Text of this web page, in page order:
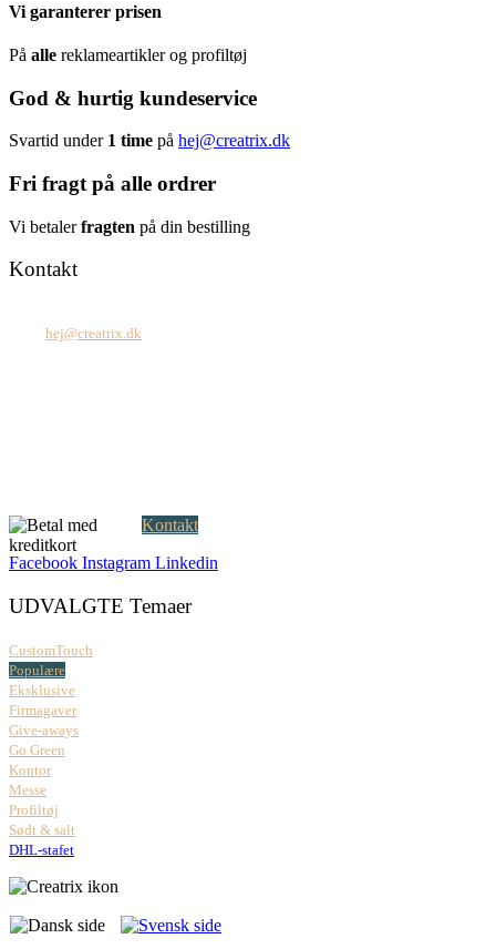
Vi garanterer prisen
På alle reklameartikler og profiltøj
God & hurtig kundeservice
Svartid under 1 time på hej@creatrix.dk
Fri fragt på alle ordrer
Vi betalerfragten på din bestilling
Kontakt
hej@creatrix.dk
Kontakt
Facebook Instagram Linkedin
UDVALGTE Temaer
CustomTouch
Populære
Eksklusive
Firmagaver
Give-aways
Go Green
Kontor
Messe
Profiltøj
Sødt & salt
DHL-stafet